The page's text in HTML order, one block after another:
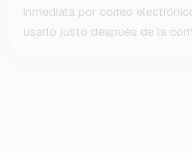
inmediata por correo
usarlo justo después de la